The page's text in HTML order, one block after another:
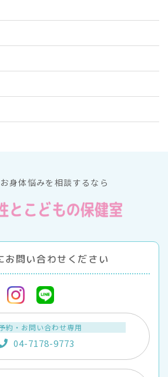
身体悩みを相談するなら
お問い合わせください
約・お問い合わせ専用
04-7178-9773